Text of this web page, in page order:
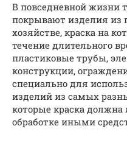
В повседневной жизни
покрывают изделия из
хозяйстве, краска на
течение длительного
пластиковые трубы,
конструкции,
специально для
изделий из самых
которые краска
обработке иными